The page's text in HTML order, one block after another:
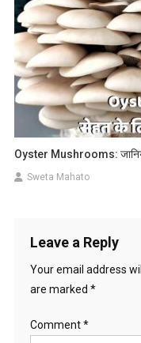
Oyster Mushrooms:
Sweta Mahato
Leave a Reply
Your email address
are marked *
Comment*